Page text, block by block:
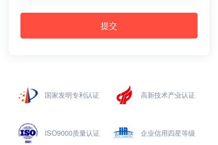
提交
国家发明专利认证 高新技术产业认证
ISO9000质量认证 企业信用四星等级